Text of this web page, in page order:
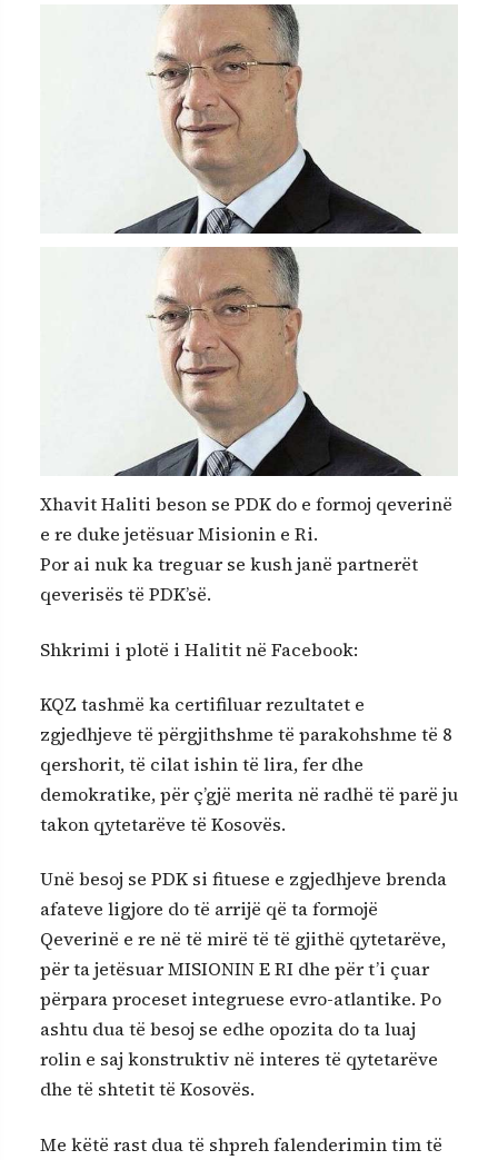
Xhavit Haliti beson se PDK do e formoj qeverinë
e re duke jetësuar Misionin e Ri.
Por ai nuk ka treguar se kush janë partnerët
qeverisës të PDK’së.
Shkrimi i plotë i Halitit në Facebook:
KQZ tashmë ka certifiluar rezultatet e
zgjedhjeve të përgjithshme të parakohshme të 8
qershorit, të cilat ishin të lira, fer dhe
demokratike, për ç’gjë merita në radhë të parë ju
takon qytetarëve të Kosovës.
Unë besoj se PDK si fituese e zgjedhjeve brenda
afateve ligjore do të arrijë që ta formojë
Qeverinë e re në të mirë të të gjithë qytetarëve,
për ta jetësuar MISIONIN E RI dhe për t’i çuar
përpara proceset integruese evro-atlantike. Po
ashtu dua të besoj se edhe opozita do ta luaj
rolin e saj konstruktiv në interes të qytetarëve
dhe të shtetit të Kosovës.
Me këtë rast dua të shpreh falenderimin tim të